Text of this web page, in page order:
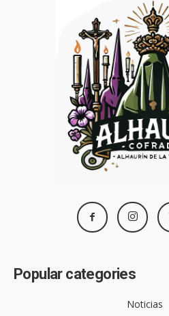
Popular categories
Noticias